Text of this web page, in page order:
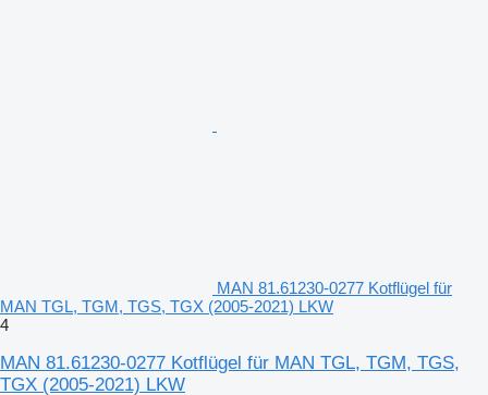
MAN 81.61230-0277 Kotflügel für
MAN TGL, TGM, TGS, TGX (2005-2021) LKW
4
MAN 81.61230-0277 Kotflügel für MAN TGL, TGM, TGS,
TGX (2005-2021) LKW